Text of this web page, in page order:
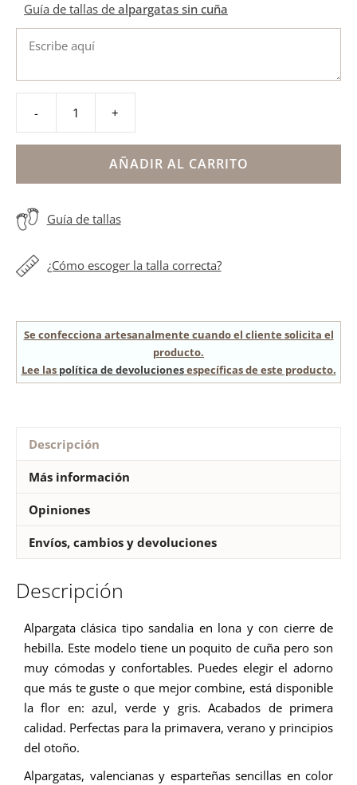
Guía de tallas de alpargatas sin cuña
-
niña
flor
a
+
AÑADIR AL CARRITO
Guía de tallas
¿Cómo escoger la talla correcta?
Se confecciona artesanalmente cuando el cliente solicita el
producto.
Lee las política de devolucionesespecíficas de este producto.
Descripción
Más información
Opiniones
Envíos, cambios y devoluciones
Descripción
Alpargata clásica tipo sandalia en lona y con cierre de
hebilla. Este modelo tiene un poquito de cuña pero son
muy cómodas y confortables. Puedes elegir el adorno
que más te guste o que mejor combine, está disponible
la flor en: azul, verde y gris. Acabados de primera
calidad. Perfectas para la primavera, verano y principios
del otoño.
Alpargatas, valencianas y esparteñas sencillas en color